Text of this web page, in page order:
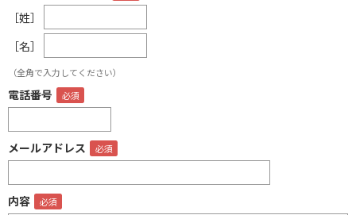
［姓］
［名］
（全角で入力してください）
電話番号
メールアドレス
内容